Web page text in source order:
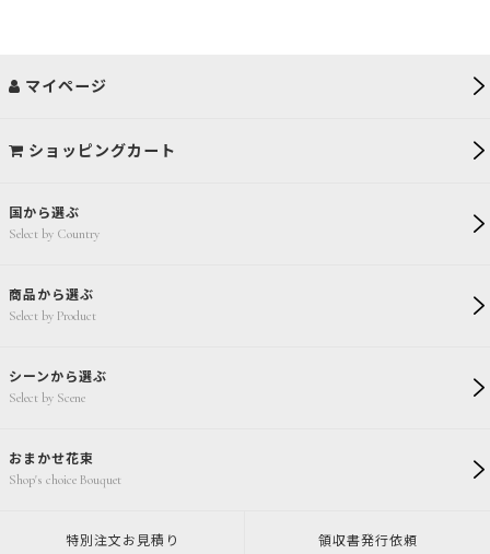
国から選ぶ
Select by Country
商品から選ぶ
Select by Product
シーンから選ぶ
Select by Scene
おまかせ花束
Shop's choice Bouquet
マイページ
ショッピングカート
特別注文 お見積り 領収書発行依頼